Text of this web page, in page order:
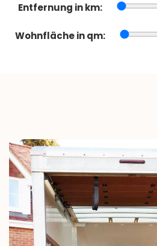
Entfernung in km:
Wohnfläche in qm: